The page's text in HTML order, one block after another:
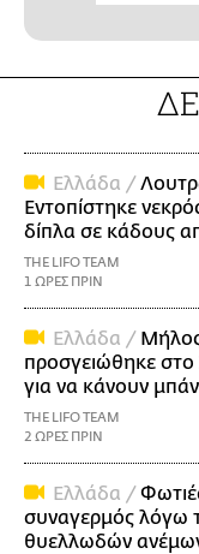
Ελλάδα /
Εντοπίστηκε
δίπλα σε κάδους
THE LIFO TEAM
1 ΩΡΕΣ ΠΡΙΝ
Ελλάδα /
προσγειώθηκε στο
για να κάνουν
THE LIFO TEAM
2 ΩΡΕΣ ΠΡΙΝ
Ελλάδα /
συναγερμός λόγω
θυελλωδών